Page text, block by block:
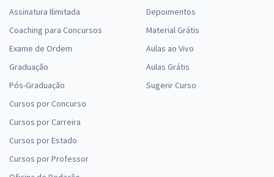
Assinatura Ilimitada
Coaching para Concursos
Exame de Ordem
Graduação
Pós-Graduação
Cursos por Concurso
Cursos por Carreira
Cursos por Estado
Cursos por Professor
Depoimentos
Material Grátis
Aulas ao Vivo
Aulas Grátis
Sugerir Curso